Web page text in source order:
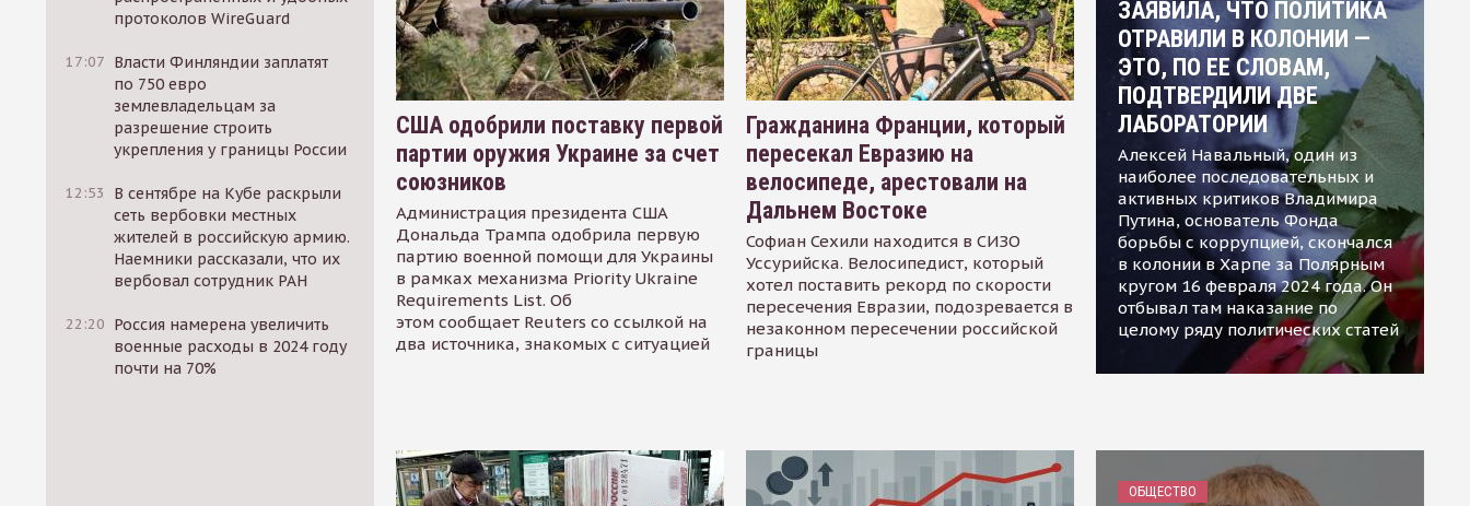
протоколов WireGuard
17:07 Власти Финляндии заплатят
по 750 евро
землевладельцам за
разрешение строить
укрепления у границы России
12:53
В сентябре на Кубе раскрыли
сеть вербовки местных
жителей в российскую армию.
Наемники рассказали, что их
вербовал сотрудник РАН
22:20 Россия намерена увеличить
военные расходы в 2024 году
почти на 70%
США одобрили поставку первой
партии оружия Украине за счет
союзников
Администрация президента США
Дональда Трампа одобрила первую
партию военной помощи для Украины
в рамках механизма Priority Ukraine
Requirements List. Об
этом сообщает Reuters со ссылкой на
два источника, знакомых с ситуацией
Гражданина Франции, который
пересекал Евразию на
велосипеде, арестовали на
Дальнем Востоке
Софиан Сехили находится в СИЗО
Уссурийска. Велосипедист, который
хотел поставить рекорд по скорости
пересечения Евразии, подозревается в
незаконном пересечении российской
границы
ЗАЯВИЛА, ЧТО ПОЛИТИКА
ОТРАВИЛИ В КОЛОНИИ —
ЭТО, ПО ЕЕ СЛОВАМ,
ПОДТВЕРДИЛИ ДВЕ
ЛАБОРАТОРИИ
Алексей Навальный, один из
наиболее последовательных и
активных критиков Владимира
Путина, основатель Фонда
борьбы с коррупцией, скончался
в колонии в Харпе за Полярным
кругом 16 февраля 2024 года. Он
отбывал там наказание по
целому ряду политических статей
ОБЩЕСТВО